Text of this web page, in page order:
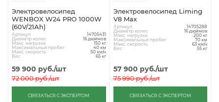
Электровелосипед
WENBOX W24 PRO 1000W
(60V/21Ah)
Артикул 14705431
Диаметр колес 16 дюймов
Макс. нагрузка 150 кг
Максимальный пробег 40 км
Макс. скорость 50 км/ч
Вес 65 кг
59 900 руб./шт
72 000руб./шт
СВЯЗАТЬСЯ С ЭКСПЕРТОМ
Электровелосипед Liming
V8 Max
Артикул 14705288
Диаметр колес 16 дюймов
Макс. нагрузка 200 кг
Максимальный пробег 70 км
Макс. скорость 63 км/ч
Вес 55 кг
57 900 руб./шт
75 990руб./шт
СВЯЗАТЬСЯ С ЭКСПЕРТОМ